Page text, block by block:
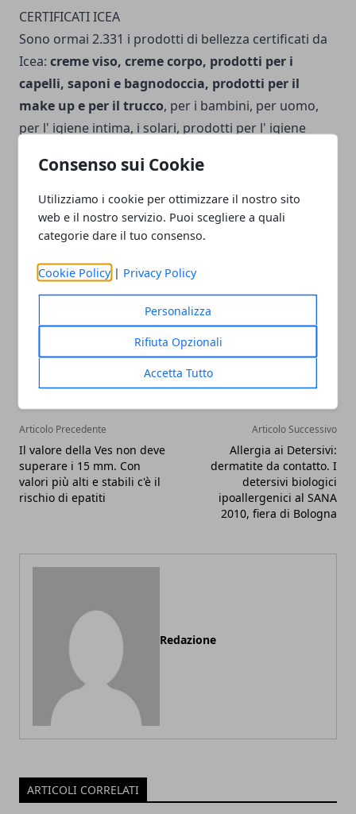
Consenso sui Cookie
Utilizziamo i cookie per ottimizzare il nostro sito
web e il nostro servizio. Puoi scegliere a quali
categorie dare il tuo consenso.
Cookie Policy | Privacy Policy
Personalizza
Rifiuta Opzionali
Accetta Tutto
CERTIFICATI ICEA
Sono ormai 2.331 i prodotti di bellezza certificati da
Icea: creme viso, creme corpo, prodotti per i
capelli, saponi e bagnodoccia, prodotti per il
make up e per il trucco, per i bambini, per uomo,
per l' igiene intima, i solari, prodotti per l' igiene
delle aziende e dei cosmetici certificati, con
relative composizioni, è consultabile sul sito Icea, al
seguente link:http://www.icea.info/Default.aspx?
tabid=208
Whatsapp
Articolo Precedente
Il valore della Ves non deve
superare i 15 mm. Con
valori più alti e stabili c'è il
rischio di epatiti
Articolo Successivo
Allergia ai Detersivi:
dermatite da contatto. I
detersivi biologici
ipoallergenici al SANA
2010, fiera di Bologna
Redazione
ARTICOLI CORRELATI